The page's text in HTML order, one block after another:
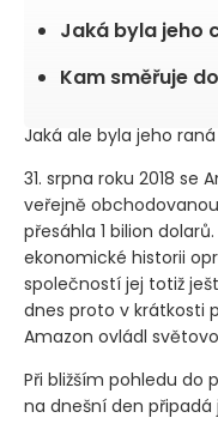
Jaká byla jeho
Kam směřuje
Jaká ale byla jeho
31. srpna roku 2018 se
veřejně
přesáhla 1 bilion
ekonomické historii
společností jej totiž
dnes proto v krátkosti
Amazon ovládl
Při bližším pohledu do
na dnešní den